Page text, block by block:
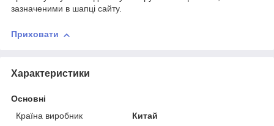
зазначеними в шапці сайту.
Приховати
Характеристики
Основні
Країна виробник
Китай